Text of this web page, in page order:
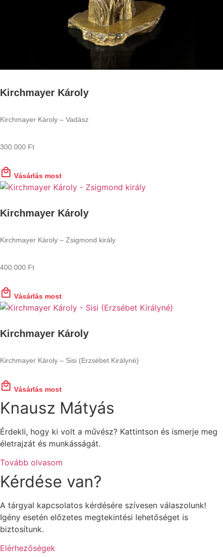
Kirchmayer Károly
Kirchmayer Károly – Vadász
300.000 Ft
Vásárlás most
Kirchmayer Károly
Kirchmayer Károly – Zsigmond király
400.000 Ft
Vásárlás most
Kirchmayer Károly
Kirchmayer Károly – Sisi (Erzsébet Királyné)
Vásárlás most
Knausz Mátyás
Érdekli, hogy ki volt a művész? Kattintson és ismerje meg
életrajzát és munkásságát.
Tovább olvasom
Kérdése van?
A tárgyal kapcsolatos kérdésére szívesen válaszolunk!
Igény esetén előzetes megtekintési lehetőséget is
biztosítunk.
Elérhezőségek